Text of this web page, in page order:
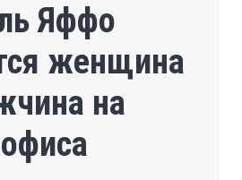
Яффо
женщина
на